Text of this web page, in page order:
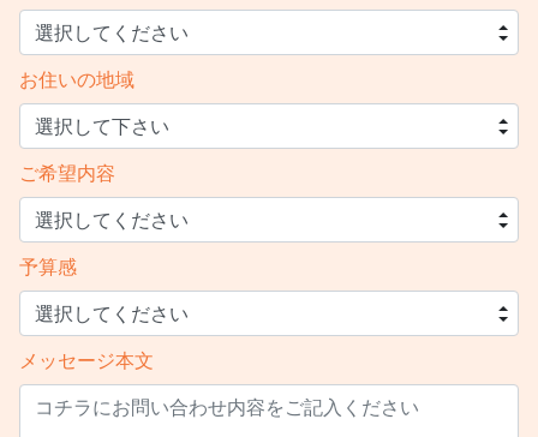
お住いの地域
ご希望内容
予算感
メッセージ本文